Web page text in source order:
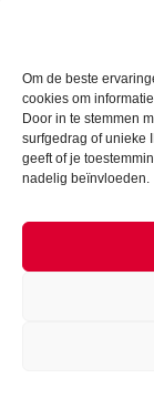
Om de beste
cookies om
Door in te stemmen
surfgedrag of unieke
geeft of je
nadelig beïnvloeden.
t.0228 53 00 40
e.
KVK 51483904
BTW